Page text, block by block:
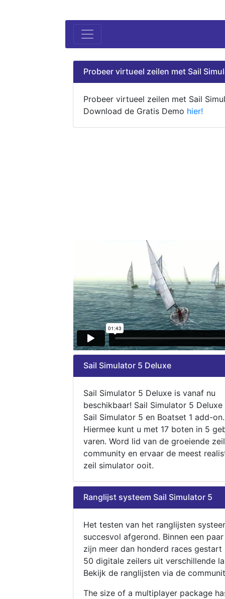
Probeer virtueel zeilen met Sail
Probeer virtueel zeilen met Sail
Download de Gratis Demo hier!
Sail Simulator 5 Deluxe
Sail Simulator 5 Deluxe is vanaf nu
beschikbaar! Sail Simulator 5
Sail Simulator 5 en Boatset 1 add-on.
Hiermee kunt u met 17 boten in 5
varen. Word lid van de groeiende zeil
community en ervaar de meest
zeil simulator ooit.
Ranglijst systeem Sail Simulator 5
Het testen van het ranglijsten
succesvol afgerond. Binnen een
zijn meer dan honderd races gestart
50 digitale zeilers uit verschillende
Bekijk de ranglijsten via de
The size of a multiplayer package